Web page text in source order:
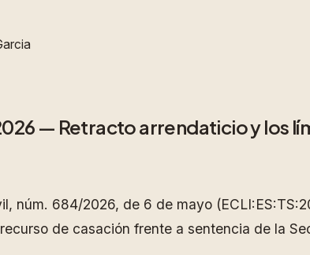
— Retracto arrendaticio y los
núm. 684/2026, de 6 de mayo
de casación frente a sentencia de la